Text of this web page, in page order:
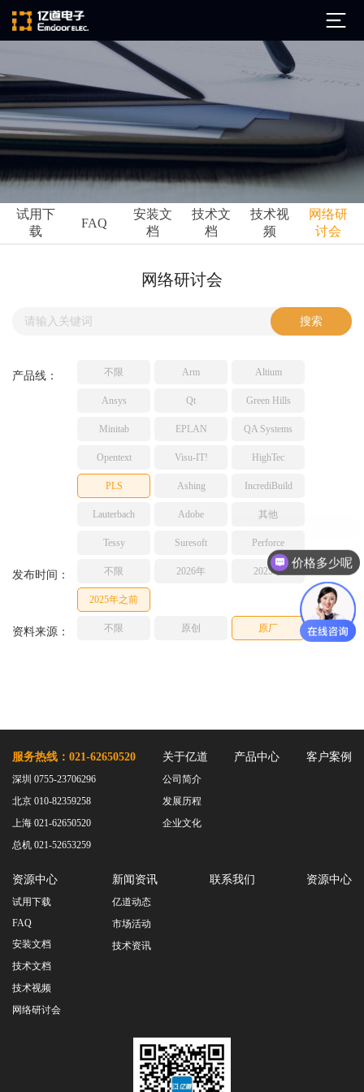
公司简介
发展历程
企业文化
ARM
Ansys
Perforce
TESSY
亿道动态
市场活动
技术文档
网络研讨会
试用下
载
FAQ
安装文
档
技术文
档
技术视
频
网络研
讨会
网络研讨会
产品线： 不限 Arm Altium
Ansys Qt Green Hills
Minitab EPLAN QA Systems
Opentext Visu-IT! HighTec
PLS Ashing IncrediBuild
Lauterbach Adobe 其他
Tessy Suresoft Perforce
发布时间： 不限 2026年 2025年
2025年之前
资料来源： 不限 原创 原厂
服务热线：021-62650520
深圳 0755-23706296
北京 010-82359258
上海 021-62650520
总机 021-52653259
关于亿道
公司简介
发展历程
企业文化
产品中心 客户案例
资源中心
试用下载
FAQ
安装文档
技术文档
技术视频
网络研讨会
新闻资讯
亿道动态
市场活动
技术资讯
联系我们 资源中心
价格多少呢